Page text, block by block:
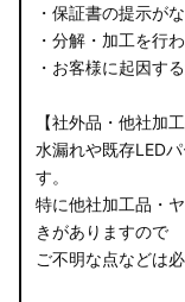
・保証書の提示が
・分解・加工を行
・お客様に起因す
【社外品・他社加
水漏れや既存LED
す。
特に他社加工品・
きがありますので
ご不明な点などは